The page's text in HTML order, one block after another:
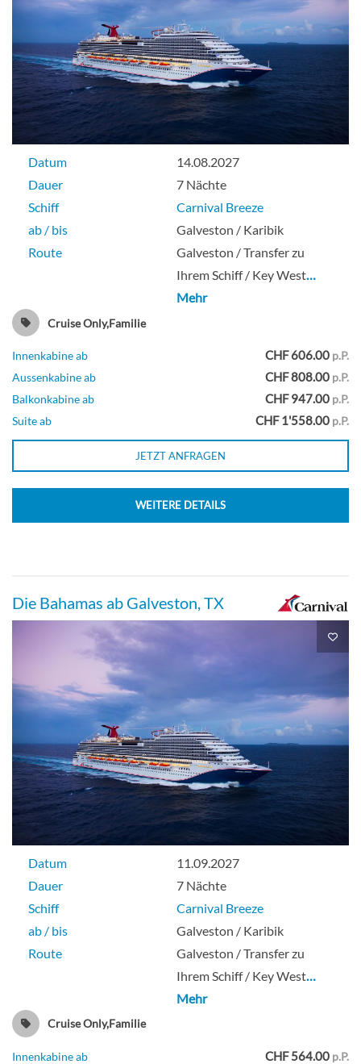
Kabine mit großem Balkon (Heckblick)-
[8N]
Deck 8
Cloud 9 Spa-Balkonkabine-[8P]
Spa-Balkonkabine-[8S]
Deck 12
Premium-Vista-Balkonkabine -[9C]
Balkonkabine
Balkonkabine (Kategorie garantiert)-
[BL]
Balkonkabine
Suite
Datum
14.08.2027
Dauer
7 Nächte
Schiff
Carnival Breeze
ab / bis
Galveston / Karibik
Route
Galveston / Transfer zu
Ihrem Schiff / Key West…
Mehr
Cruise Only,Familie
Innenkabine ab CHF 606.00 p.P.
Aussenkabine ab
CHF 808.00 p.P.
Balkonkabine ab
CHF 947.00 p.P.
Suite ab
CHF 1'558.00 p.P.
JETZT ANFRAGEN
WEITERE DETAILS
Die Bahamas ab Galveston, TX
Datum
11.09.2027
Dauer
7 Nächte
Schiff
Carnival Breeze
ab / bis
Galveston / Karibik
Route
Galveston / Transfer zu
Ihrem Schiff / Key West…
Mehr
Cruise Only,Familie
Innenkabine ab CHF 564.00 p.P.